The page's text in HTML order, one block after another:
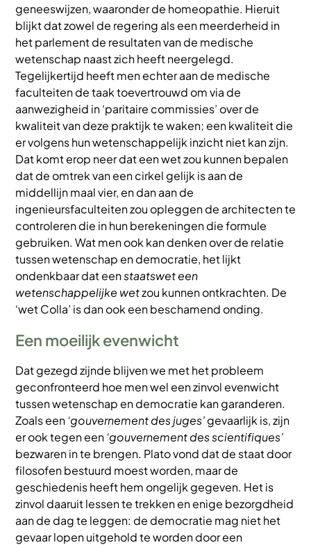
geneeswijzen, waaronder de homeopathie. Hieruit
blijkt dat zowel de regering als een meerderheid in
het parlement de resultaten van de medische
wetenschap naast zich heeft neergelegd.
Tegelijkertijd heeft men echter aan de medische
faculteiten de taak toevertrouwd om via de
aanwezigheid in ‘paritaire commissies’ over de
kwaliteit van deze praktijk te waken; een kwaliteit die
er volgens hun wetenschappelijk inzicht niet kan zijn.
Dat komt erop neer dat een wet zou kunnen bepalen
dat de omtrek van een cirkel gelijk is aan de
middellijn maal vier, en dan aan de
ingenieursfaculteiten zou opleggen de architecten te
controleren die in hun berekeningen die formule
gebruiken. Wat men ook kan denken over de relatie
tussen wetenschap en democratie, het lijkt
ondenkbaar dat eenstaatswet een
wetenschappelijke wetzou kunnen ontkrachten. De
‘wet Colla’ is dan ook een beschamend onding.
Een moeilijk evenwicht
Dat gezegd zijnde blijven we met het probleem
geconfronteerd hoe men wel een zinvol evenwicht
tussen wetenschap en democratie kan garanderen.
Zoals een ‘gouvernement des juges’gevaarlijk is, zijn
er ook tegen een ‘gouvernement des scientifiques’
bezwaren in te brengen. Plato vond dat de staat door
filosofen bestuurd moest worden, maar de
geschiedenis heeft hem ongelijk gegeven. Het is
zinvol daaruit lessen te trekken en enige bezorgdheid
aan de dag te leggen: de democratie mag niet het
gevaar lopen uitgehold te worden door een